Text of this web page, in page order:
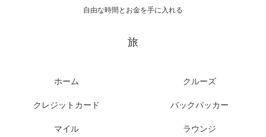
自由な時間とお金を手に入れる
旅
ホーム クルーズ
クレジットカード バックパッカー
マイル ラウンジ